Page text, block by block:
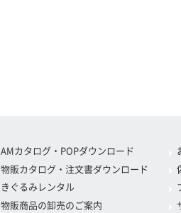
AMカタログ・POPダウンロード
物販カタログ・注文書ダウンロード
きぐるみレンタル
物販商品の卸売のご案内